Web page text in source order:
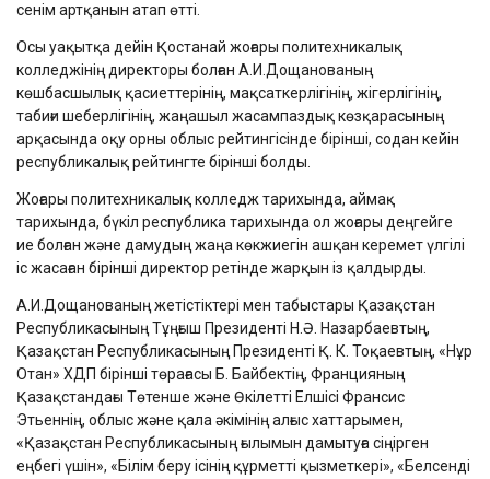
сенім артқанын атап өтті.
Осы уақытқа дейін Қостанай жоғары политехникалық
колледжінің директоры болған А.И.Дощанованың
көшбасшылық қасиеттерінің, мақсаткерлігінің, жігерлігінің,
табиғи шеберлігінің, жаңашыл жасампаздық көзқарасының
арқасында оқу орны облыс рейтингісінде бірінші, содан кейін
республикалық рейтингте бірінші болды.
Жоғары политехникалық колледж тарихында, аймақ
тарихында, бүкіл республика тарихында ол жоғары деңгейге
ие болған және дамудың жаңа көкжиегін ашқан керемет үлгілі
іс жасаған бірінші директор ретінде жарқын із қалдырды.
А.И.Дощанованың жетістіктері мен табыстары Қазақстан
Республикасының Тұңғыш Президенті Н.Ә. Назарбаевтың,
Қазақстан Республикасының Президенті Қ. К. Тоқаевтың, «Нұр
Отан» ХДП бірінші төрағасы Б. Байбектің, Францияның
Қазақстандағы Төтенше және Өкілетті Елшісі Франсис
Этьеннің, облыс және қала әкімінің алғыс хаттарымен,
«Қазақстан Республикасының ғылымын дамытуға сіңірген
еңбегі үшін», «Білім беру ісінің құрметті қызметкері», «Белсенді